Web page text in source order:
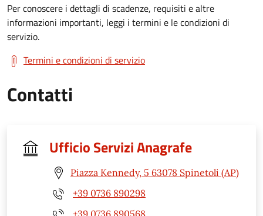
Per conoscere i dettagli di scadenze, requisiti e altre
informazioni importanti, leggi i termini e le condizioni di
servizio.
Termini e condizioni di servizio
Contatti
Ufficio Servizi Anagrafe
Piazza Kennedy, 5 63078 Spinetoli (AP)
+39 0736 890298